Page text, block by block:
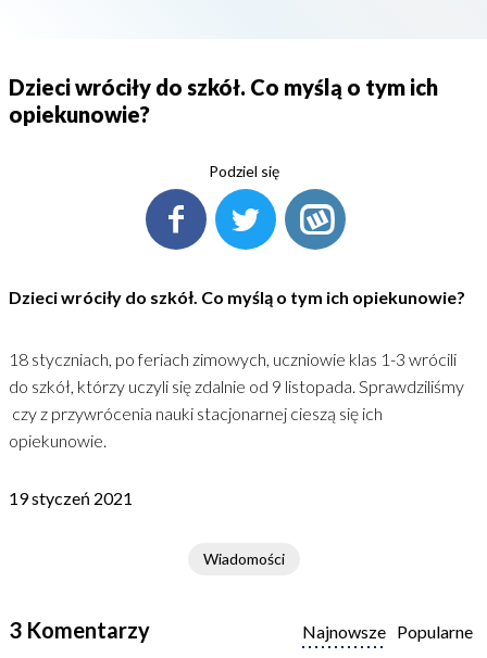
Dzieci wróciły do szkół. Co myślą o tym ich
opiekunowie?
Podziel się
Dzieci wróciły do szkół. Co myślą o tym ich opiekunowie?
18 styczniach, po feriach zimowych, uczniowie klas 1-3 wrócili
do szkół, którzy uczyli się zdalnie od 9 listopada. Sprawdziliśmy
czy z przywrócenia nauki stacjonarnej cieszą się ich
opiekunowie.
19 styczeń 2021
Wiadomości
3 Komentarzy Popularne
Najnowsze